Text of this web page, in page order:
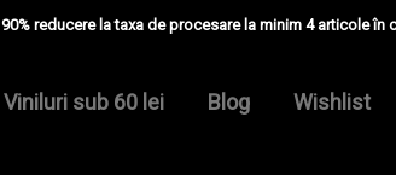
90% reducere la taxa de procesare la minim 4 articole în
Viniluri sub 60 lei Blog Wishlist